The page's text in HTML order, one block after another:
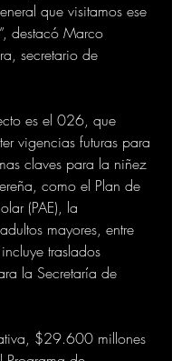
que visitamos ese
destacó Marco
secretario de
es el 026, que
vigencias futuras para
claves para la niñez
como el Plan de
(PAE), la
mayores, entre
traslados
la Secretaría de
$29.600 millones